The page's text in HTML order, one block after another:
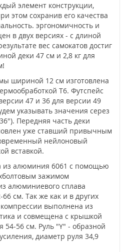
элемент конструкции,
этом сохранив его качества
эргономичность и
в двух версиях - с длиной
вес самокатов достиг
деки 47 см и 2,8 кг для
шириной 12 см изготовлена
Т6. Футспейс
47 и 36 для версии 49
указывать значения серез
Передняя часть деки
уже ставший привычным
нейлоновый
вставкой.
из алюминия 6061 с помощью
зажимом
алюминиевого сплава
см. Так же как и в других
выполнена из
и совмещена с крышкой
56 см. Руль "Y" - образной
диаметр руля 34,9